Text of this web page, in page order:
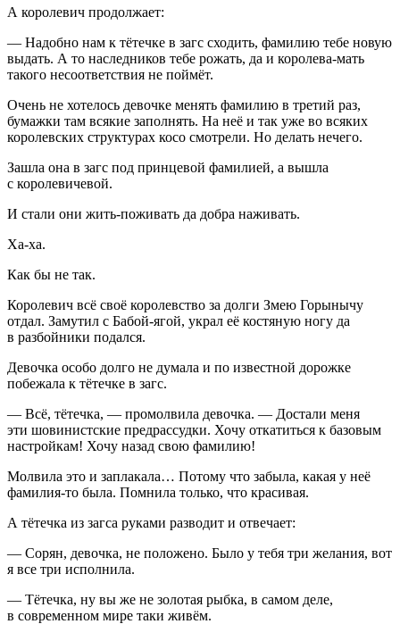
А королевич продолжает:
— Надобно нам к тётечке в загс сходить, фамилию тебе новую
выдать. А то наследников тебе рожать, да и королева-мать
такого несоответствия не поймёт.
Очень не хотелось девочке менять фамилию в третий раз,
бумажки там всякие заполнять. На неё и так уже во всяких
королевских структурах косо смотрели. Но делать нечего.
Зашла она в загс под принцевой фамилией, а вышла
с королевичевой.
И стали они жить-поживать да добра наживать.
Ха-ха.
Как бы не так.
Королевич всё своё королевство за долги Змею Горынычу
отдал. Замутил с Бабой-ягой, украл её костяную ногу да
в разбойники подался.
Девочка особо долго не думала и по известной дорожке
побежала к тётечке в загс.
— Всё, тётечка, — промолвила девочка. — Достали меня
эти шовинистские предрассудки. Хочу откатиться к базовым
настройкам! Хочу назад свою фамилию!
Молвила это и заплакала… Потому что забыла, какая у неё
фамилия-то была. Помнила только, что красивая.
А тётечка из загса руками разводит и отвечает:
— Сорян, девочка, не положено. Было у тебя три желания, вот
я все три исполнила.
— Тётечка, ну вы же не золотая рыбка, в самом деле,
в современном мире таки живём.